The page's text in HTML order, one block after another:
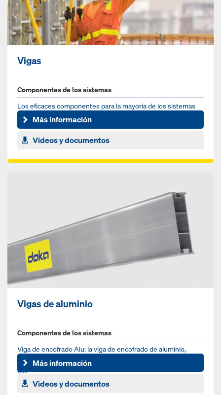
Vigas
Componentes de los sistemas
Los eficaces componentes para la mayoría de los sistemas
de encofrado Doka
Más información
Videos y documentos
Vigas de aluminio
Componentes de los sistemas
Viga de encofrado Alu: la viga de encofrado de aluminio,
ligera y muy resistente, para un uso en la obra que optimiza
el...
Más información
Videos y documentos